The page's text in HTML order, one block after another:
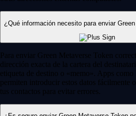
¿Qué información necesito para enviar
Para enviar Green Metaverse Token
dirección exacta de la cartera del
etiqueta de destino o «memo». Apps
permiten introducir estos datos fácilmente
tus contactos para evitar errores.